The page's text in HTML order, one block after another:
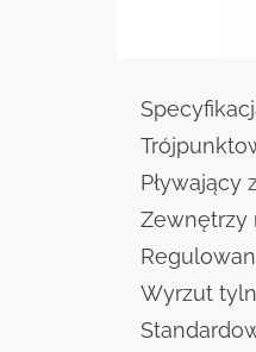
Pływający
Zewnętrzy
Wyrzut